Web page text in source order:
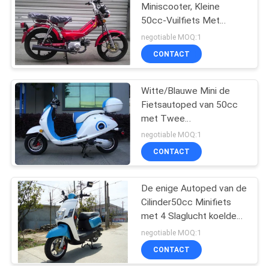
VERZOEK
OM
EEN
CITAAT
SITEMAP
PRIVACYBELEID
Miniscooter, Kleine
50cc-Vuilfiets Met
geringe geluidssterkte
negotiable MOQ:1
CONTACT
Witte/Blauwe Mini de
Fietsautoped van 50cc
met Twee
Achteruitkijkspiegels/
negotiable MOQ:1
CONTACT
De enige Autoped van de
Cilinder50cc Minifiets
met 4 Slaglucht koelde
Echt Leer
negotiable MOQ:1
CONTACT